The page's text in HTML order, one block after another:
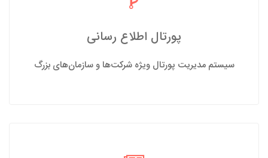
پورتال اطلاع رسانی
سیستم مدیریت پورتال ویژه شرکت‌ها و سازمان‌های بزرگ